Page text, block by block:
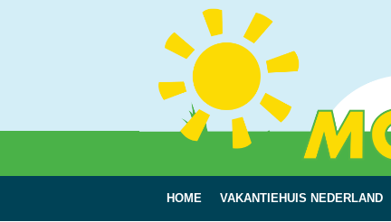
HOME VAKANTIEHUIS NEDERLAND